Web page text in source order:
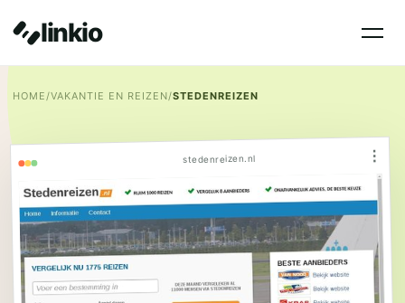
linkio
HOME/VAKANTIE EN REIZEN/STEDENREIZEN
stedenreizen.nl ⋮